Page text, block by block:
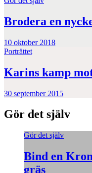
Brodera en
10 oktober 2018
Porträttet
Karins kamp
30 september 2015
Gör det själv
Gör det själv
Bind en
gräs